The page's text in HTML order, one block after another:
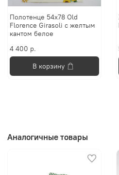
Полотенце 54х78 Old
Florence Girasoli с желтым
кантом белое
4 400 р.
В корзину
Аналогичные товары